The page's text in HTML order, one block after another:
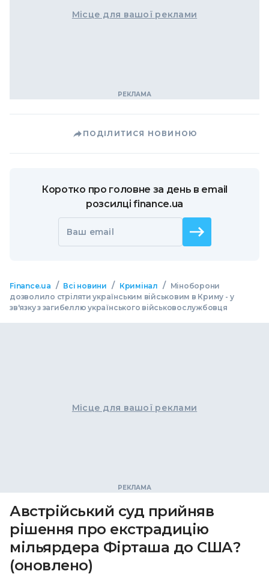
Місце для вашої реклами
ПОДІЛИТИСЯ НОВИНОЮ
Коротко про головне за день в email
розсилці finance.ua
Ваш email
Finance.ua / Всі новини / Кримінал /
Міноборони
дозволило стріляти українським військовим в Криму - у
зв'язку з загибеллю українського військовослужбовця
Місце для вашої реклами
Австрійський суд прийняв
рішення про екстрадицію
мільярдера Фірташа до США?
(оновлено)